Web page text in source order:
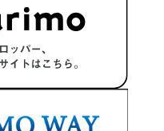
月
月